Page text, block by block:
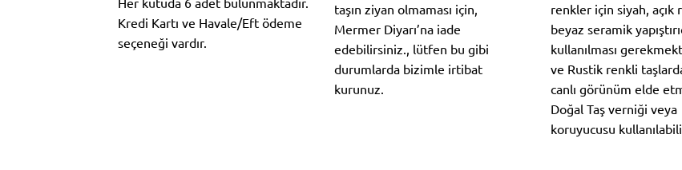
Kredi Kartı ve Havale/Eft ödeme
seçeneği vardır.
taşın ziyan olmaması için,
Mermer Diyarı’na iade
edebilirsiniz., lütfen bu gibi
durumlarda bizimle irtibat
kurunuz.
renkler için siyah, açık
beyaz seramik
kullanılması
ve Rustik renkli
canlı görünüm elde
Doğal Taş verniği veya
koruyucusu